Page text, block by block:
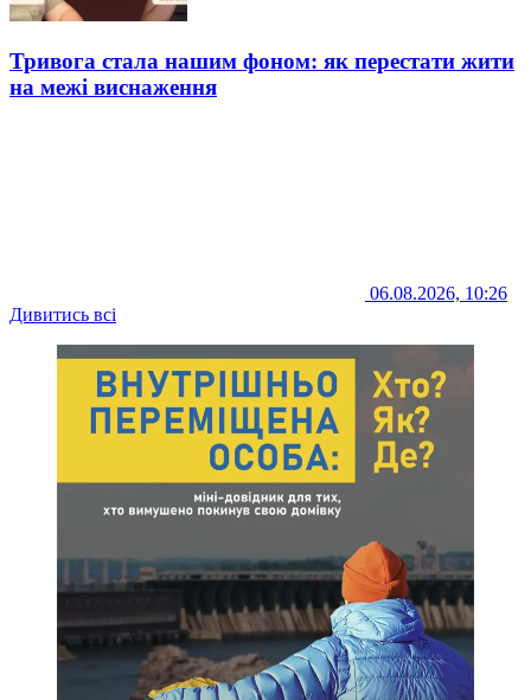
Тривога стала нашим фоном: як перестати жити
на межі виснаження
06.08.2026, 10:26
Дивитись всі